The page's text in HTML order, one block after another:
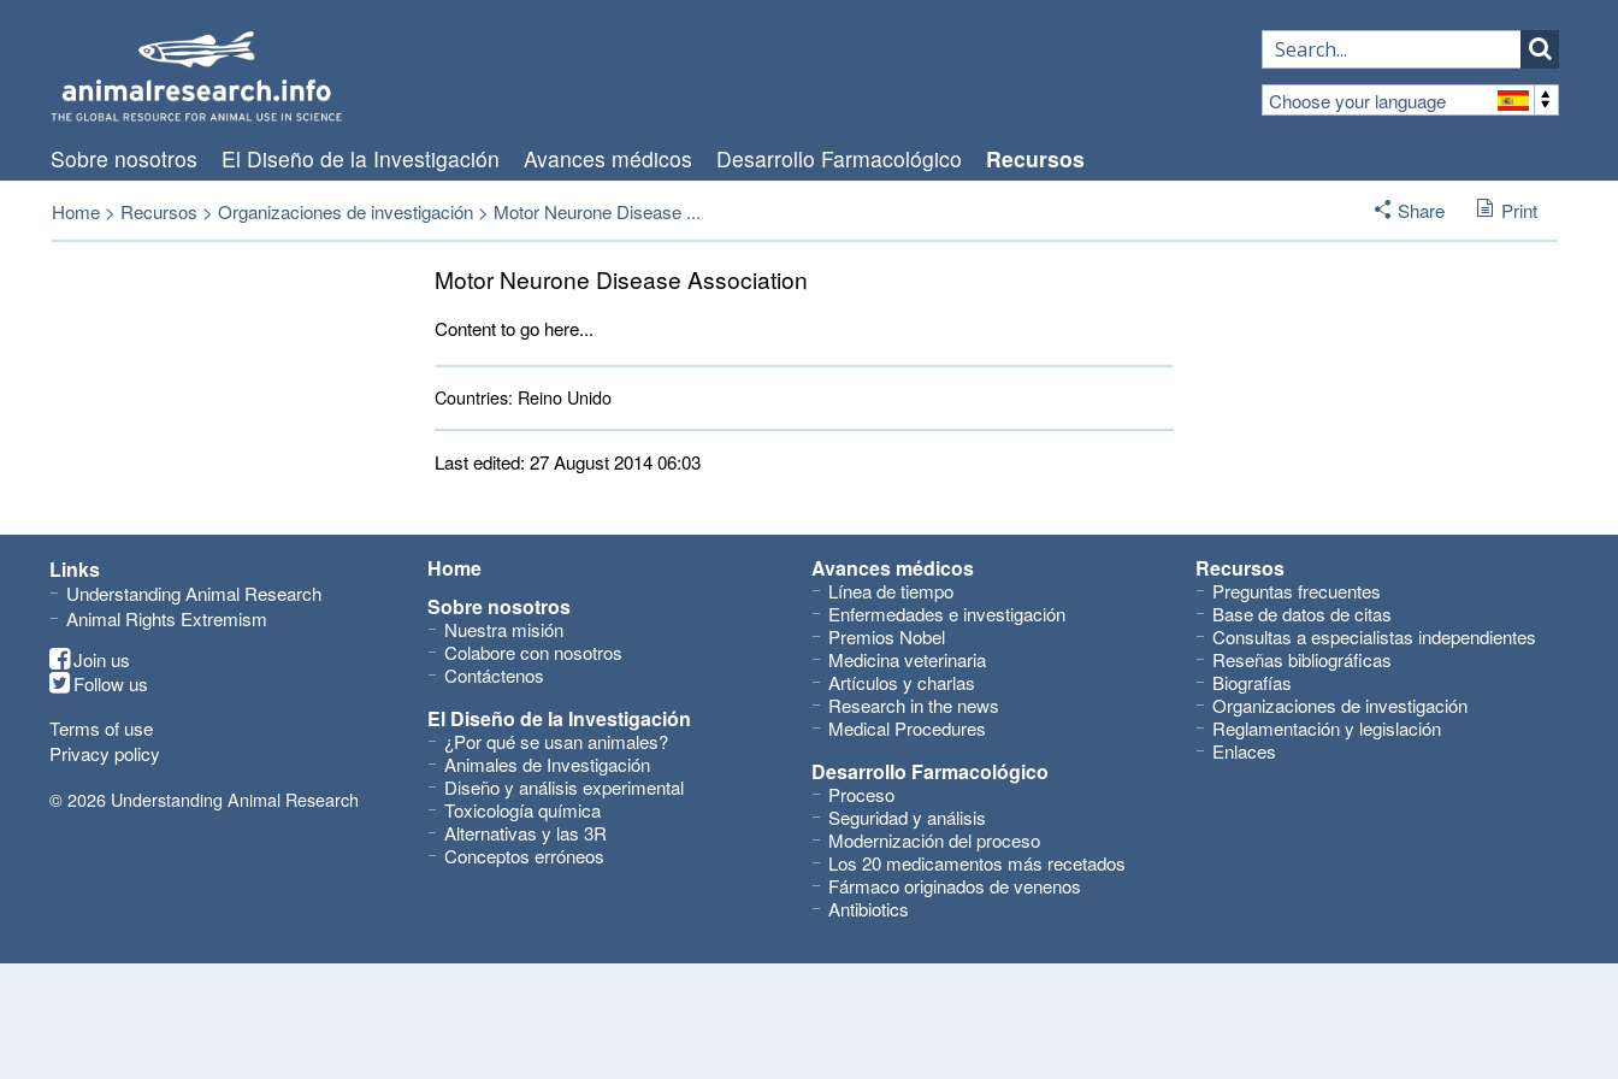
Choose your language
Sobre nosotros El Diseño de la Investigación Avances médicos Desarrollo Farmacológico Recursos
Home > Recursos > Organizaciones de investigación > Motor Neurone Disease ... Share Print
Motor Neurone Disease Association
Content to go here...
Countries: Reino Unido
Last edited: 27 August 2014 06:03
Links
Understanding Animal Research
Animal Rights Extremism
Join us
Follow us
Terms of use
Privacy policy
© 2026 Understanding Animal Research
Home
Sobre nosotros
Nuestra misión
Colabore con nosotros
Contáctenos
El Diseño de la Investigación
¿Por qué se usan animales?
Animales de Investigación
Diseño y análisis experimental
Toxicología química
Alternativas y las 3R
Conceptos erróneos
Avances médicos
Línea de tiempo
Enfermedades e investigación
Premios Nobel
Medicina veterinaria
Artículos y charlas
Research in the news
Medical Procedures
Desarrollo Farmacológico
Proceso
Seguridad y análisis
Modernización del proceso
Los 20 medicamentos más recetados
Fármaco originados de venenos
Antibiotics
Recursos
Preguntas frecuentes
Base de datos de citas
Consultas a especialistas independientes
Reseñas bibliográficas
Biografías
Organizaciones de investigación
Reglamentación y legislación
Enlaces